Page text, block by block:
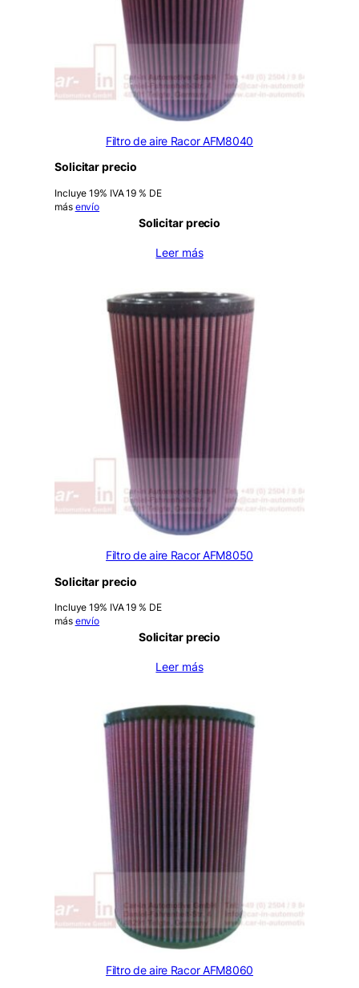
Filtro de aire Racor AFM8040
Solicitar precio
Incluye 19% IVA 19 % DE
más envío
Solicitar precio
Leer más
Filtro de aire Racor AFM8050
Solicitar precio
Incluye 19% IVA 19 % DE
más envío
Solicitar precio
Leer más
Filtro de aire Racor AFM8060